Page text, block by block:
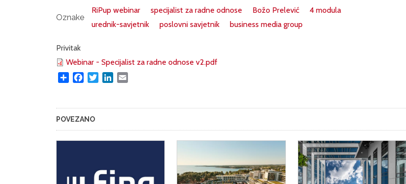
Oznake
RiPup webinar specijalist za radne odnose Božo Prelević
4 modula
urednik-savjetnik
poslovni savjetnik business media group
Privitak
Webinar - Specijalist za radne odnose v2.pdf
Share FacebookTwitterLinkedIn
POVEZANO